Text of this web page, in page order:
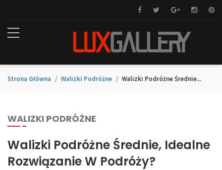
Strona Główna Walizki Podróżne Walizki Podróżne Średnie...
WALIZKI PODRÓŻNE
Walizki Podróżne Średnie, Idealne
Rozwiązanie W Podróży?